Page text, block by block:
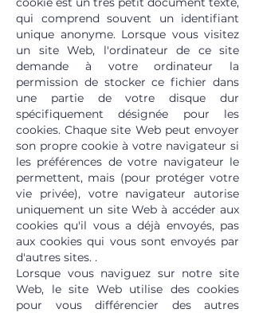
qui comprend souvent un identifiant
unique anonyme. Lorsque vous visitez
un site Web, l'ordinateur de ce site
demande à votre ordinateur la
permission de stocker ce fichier dans
une partie de votre disque dur
spécifiquement désignée pour les
cookies. Chaque site Web peut envoyer
son propre cookie à votre navigateur si
les préférences de votre navigateur le
permettent, mais (pour protéger votre
vie privée), votre navigateur autorise
uniquement un site Web à accéder aux
cookies qu'il vous a déjà envoyés, pas
aux cookies qui vous sont envoyés par
d'autres sites. .
Lorsque vous naviguez sur notre site
Web, le site Web utilise des cookies
pour vous différencier des autres